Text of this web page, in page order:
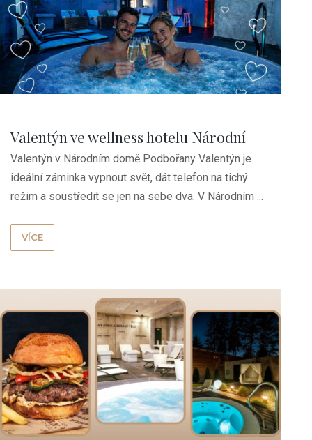
Valentýn ve wellness hotelu Národní
dům
Valentýn v Národním domě Podbořany Valentýn je
ideální záminka vypnout svět, dát telefon na tichý
režim a soustředit se jen na sebe dva. V Národním ...
VÍCE